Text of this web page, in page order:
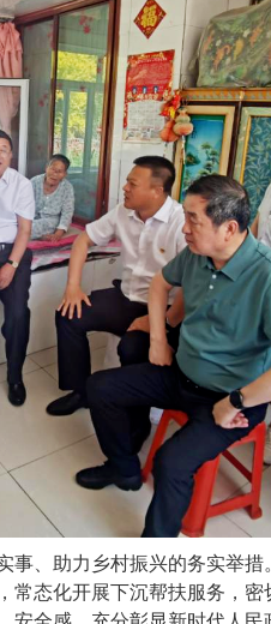
事、助力乡村振兴的务实举措
常态化开展下沉帮扶服务，密